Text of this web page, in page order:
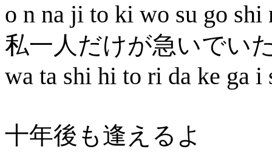
o n na ji to ki wo su go shi
私一人だけが急いでい
wa ta shi hi to ri da ke ga i
十年後も逢えるよ